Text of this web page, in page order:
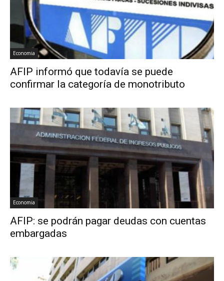
Economia
AFIP informó que todavía se puede
confirmar la categoría de monotributo
Economia
AFIP: se podrán pagar deudas con cuentas
embargadas